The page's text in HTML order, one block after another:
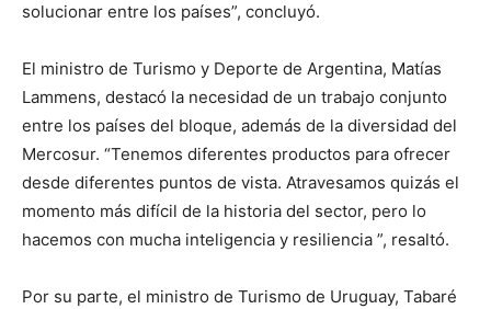
solucionar entre los países”, concluyó.
El ministro de Turismo y Deporte de Argentina, Matías
Lammens, destacó la necesidad de un trabajo conjunto
entre los países del bloque, además de la diversidad del
Mercosur. “Tenemos diferentes productos para ofrecer
desde diferentes puntos de vista. Atravesamos quizás el
momento más difícil de la historia del sector, pero lo
hacemos con mucha inteligencia y resiliencia ”, resaltó.
Por su parte, el ministro de Turismo de Uruguay, Tabaré